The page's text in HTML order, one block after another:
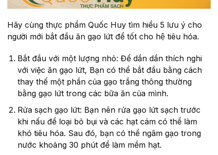
Hãy cùng thực phẩm Quốc Huy tìm hiểu 5 lưu ý cho
người mới bắt đầu ăn gạo lứt để tốt cho hệ tiêu hóa.
Bắt đầu với một lượng nhỏ: Để dần dần thích nghi
với việc ăn gạo lứt, Bạn có thể bắt đầu bằng cách
thay thế một phần của gạo trắng thông thường
bằng gạo lứt trong các bữa ăn của mình.
Rửa sạch gạo lứt: Bạn nên rửa gạo lứt sạch trước
khi nấu để loại bỏ bụi và các hạt cám có thể làm
khó tiêu hóa. Sau đó, bạn có thể ngâm gạo trong
nước khoảng 30 phút để làm mềm hạt.